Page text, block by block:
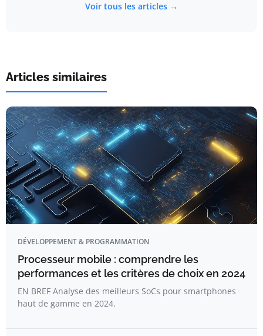
Voir tous les articles →
Articles similaires
DÉVELOPPEMENT & PROGRAMMATION
Processeur mobile : comprendre les
performances et les critères de choix en 2024
EN BREF Analyse des meilleurs SoCs pour smartphones
haut de gamme en 2024.